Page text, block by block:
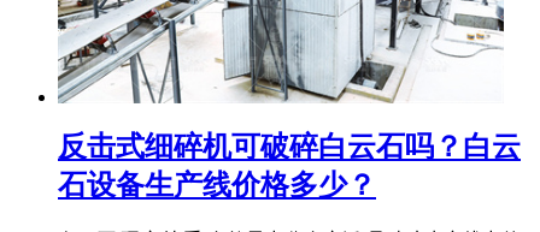
反击式细碎机可破碎白云石吗？白云
石设备生产线价格多少？